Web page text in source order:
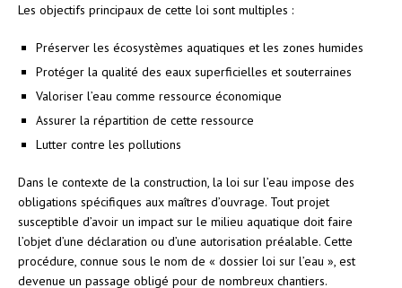
Les objectifs principaux de cette loi sont multiples :
Préserver les écosystèmes aquatiques et les zones humides
Protéger la qualité des eaux superficielles et souterraines
Valoriser l’eau comme ressource économique
Assurer la répartition de cette ressource
Lutter contre les pollutions
Dans le contexte de la construction, la loi sur l’eau impose des
obligations spécifiques aux maîtres d’ouvrage. Tout projet
susceptible d’avoir un impact sur le milieu aquatique doit faire
l’objet d’une déclaration ou d’une autorisation préalable. Cette
procédure, connue sous le nom de « dossier loi sur l’eau », est
devenue un passage obligé pour de nombreux chantiers.